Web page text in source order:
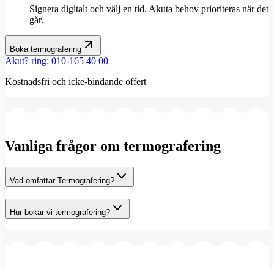
Signera digitalt och välj en tid. Akuta behov prioriteras när det
går.
Boka termografering
Akut? ring: 010-165 40 00
Kostnadsfri och icke-bindande offert
Vanliga frågor om termografering
Vad omfattar Termografering?
Hur bokar vi termografering?